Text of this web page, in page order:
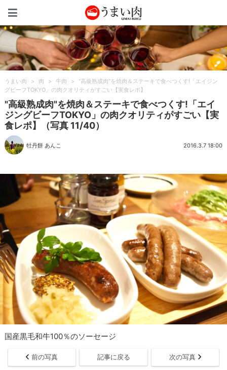
うまい肉 > 肉 > 牛肉 >
"高級熟成肉"を焼肉＆ステーキで食べつくす!「エイジン
グビーフTOKYO」の肉クオリティがすごい【実食レポ】
"高級熟成肉"を焼肉＆ステーキで食べつくす!「エイ
ジングビーフTOKYO」の肉クオリティがすごい【実
食レポ】（写真 11/40）
牡丹餅 あんこ 2016.3.7 18:00
国産黒毛和牛100％のソーセージ
前の写真 記事に戻る 次の写真